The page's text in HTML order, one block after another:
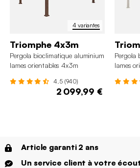
4 variantes
Triomphe 4x3m
Pergola bioclimatique aluminium
lames orientables 4x3m
4.5 (940)
2 099,99 €
Pergola
lames
Article garanti 2 ans
Un service client à votre